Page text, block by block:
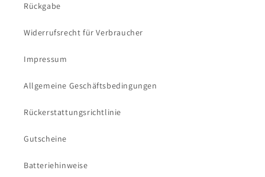
Rückgabe
Widerrufsrecht für Verbraucher
Impressum
Allgemeine Geschäftsbedingungen
Rückerstattungsrichtlinie
Gutscheine
Batteriehinweise